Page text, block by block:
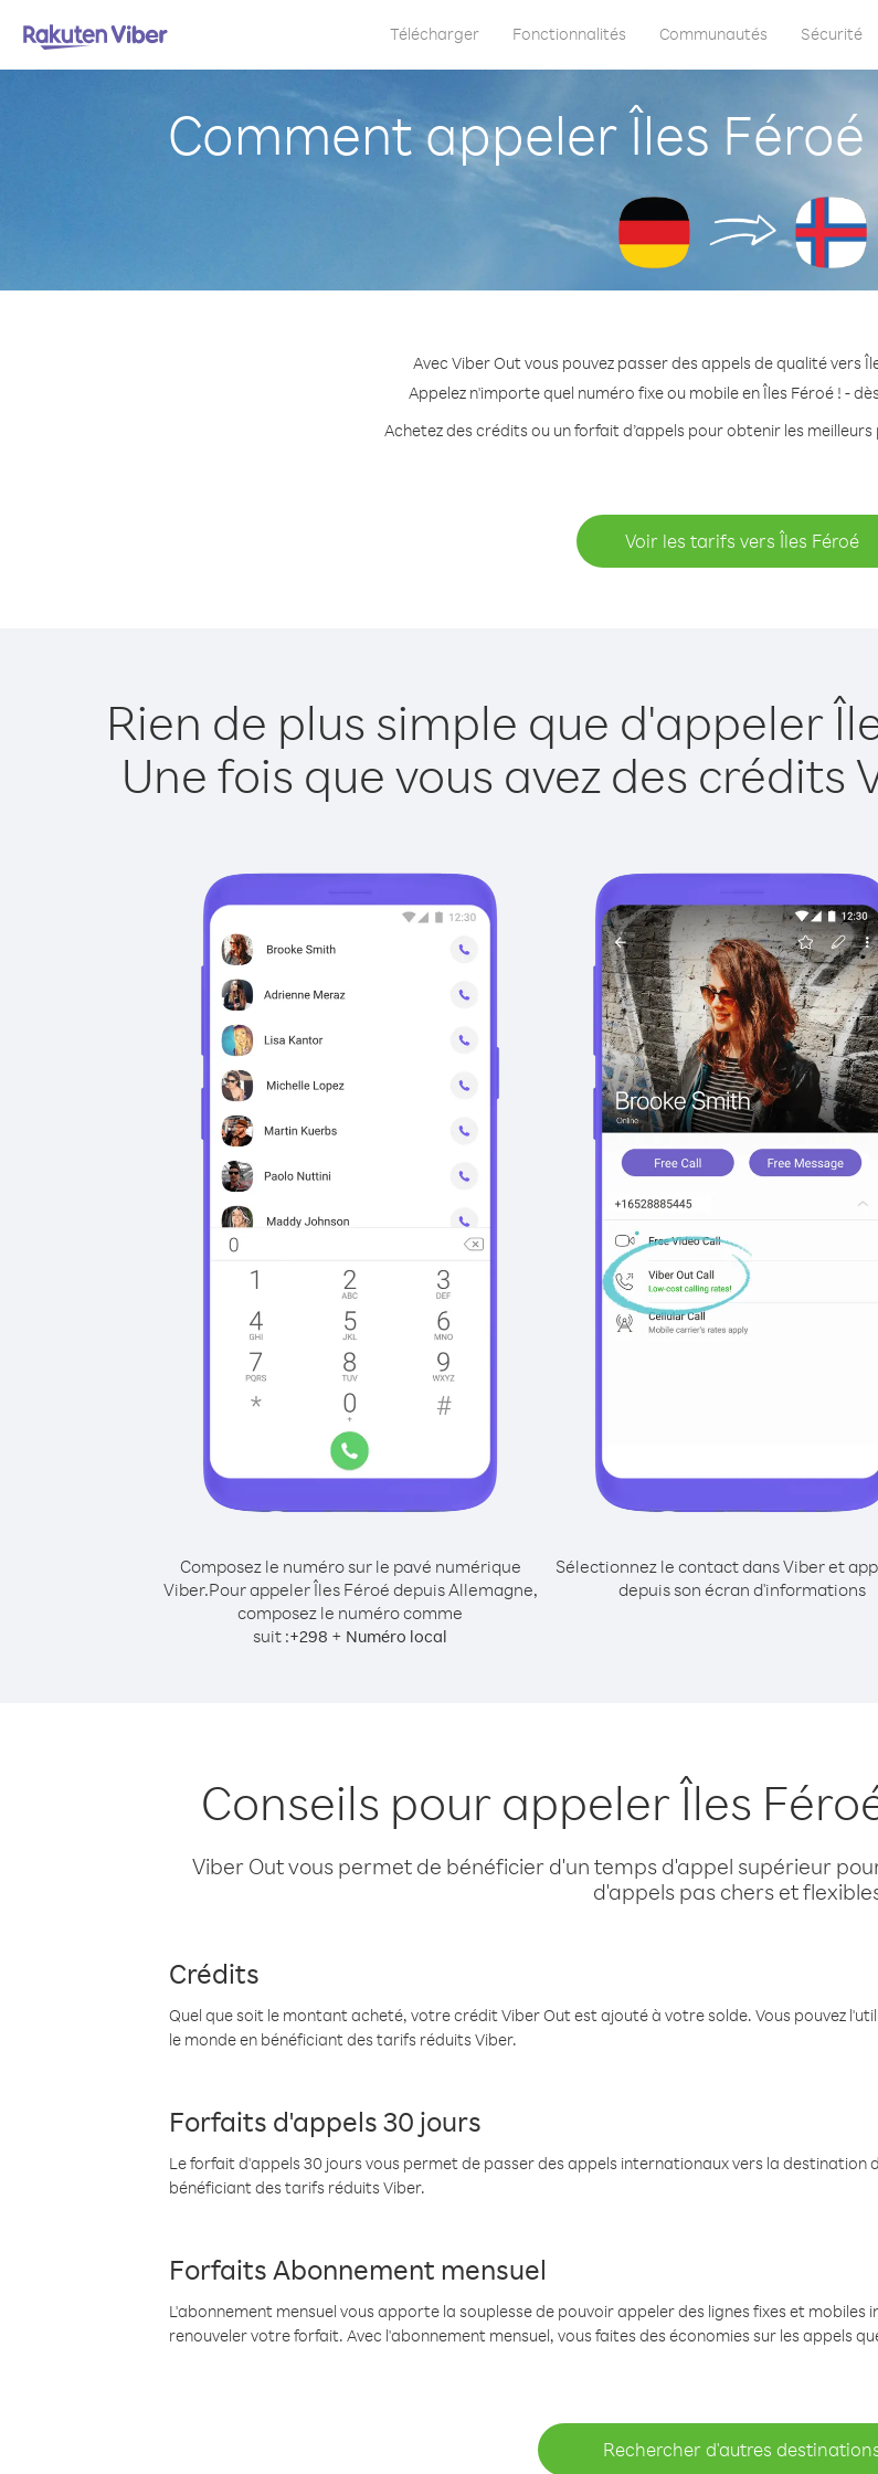
Télécharger Fonctionnalités Communautés Sécurité
Comment appeler Îles
Avec Viber Out vous pouvez passer des appels de qualité vers
Appelez n'importe quel numéro fixe ou mobile en Îles Féroé ! -
Achetez des crédits ou un forfait d’appels pour obtenir les
Voir les tarifs vers Îles Féroé
Rien de plus simple que d'appeler
Une fois que vous avez des crédits
Composez le numéro sur le pavé numérique
Viber.Pour appeler Îles Féroé depuis Allemagne,
composez le numéro comme
suit :+298 + Numéro local
Sélectionnez le contact dans Viber et
depuis son écran d'informations
Conseils pour appeler Îles
Viber Out vous permet de bénéficier d'un temps d'appel supérieur
d'appels pas chers et
Crédits
Quel que soit le montant acheté, votre crédit Viber Out est ajouté à votre solde. Vous pouvez
le monde en bénéficiant des tarifs réduits Viber.
Forfaits d'appels 30 jours
Le forfait d'appels 30 jours vous permet de passer des appels internationaux vers la destination
bénéficiant des tarifs réduits Viber.
Forfaits Abonnement mensuel
L'abonnement mensuel vous apporte la souplesse de pouvoir appeler des lignes fixes et
renouveler votre forfait. Avec l'abonnement mensuel, vous faites des économies sur les appels
Rechercher d'autres